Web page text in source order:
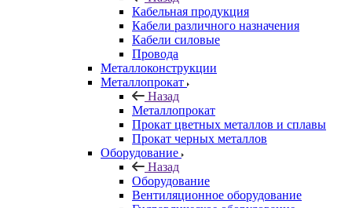
Кабельная продукция
Кабели различного назначения
Кабели силовые
Провода
Металлоконструкции
Металлопрокат
Назад
Металлопрокат
Прокат цветных металлов и сплавы
Прокат черных металлов
Оборудование
Назад
Оборудование
Вентиляционное оборудование